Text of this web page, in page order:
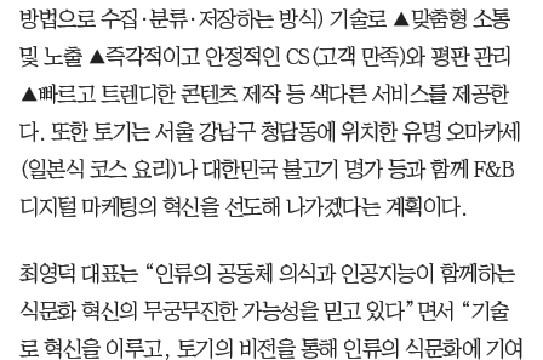
방법으로 수집·분류·저장하는 방식) 기술로 ▲맞춤형 소통
및 노출 ▲즉각적이고 안정적인 CS(고객 만족)와 평판 관리
▲빠르고 트렌디한 콘텐츠 제작 등 색다른 서비스를 제공한
다. 또한 토기는 서울 강남구 청담동에 위치한 유명 오마카세
(일본식 코스 요리)나 대한민국 불고기 명가 등과 함께 F&B
디지털 마케팅의 혁신을 선도해 나가겠다는 계획이다.
최영덕 대표는 “인류의 공동체 의식과 인공지능이 함께하는
식문화 혁신의 무궁무진한 가능성을 믿고 있다”면서 “기술
로 혁신을 이루고, 토기의 비전을 통해 인류의 식문화에 기여